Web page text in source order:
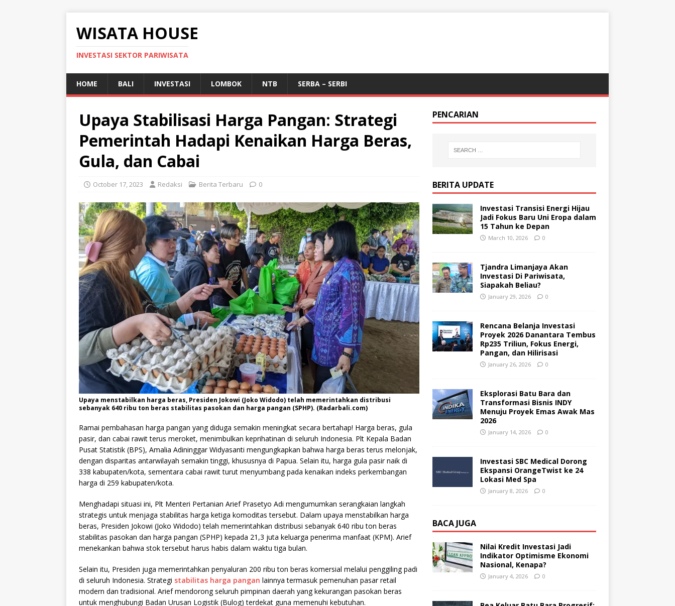
WISATA HOUSE
INVESTASI SEKTOR PARIWISATA
HOME BALI INVESTASI LOMBOK NTB SERBA – SERBI
Upaya Stabilisasi Harga Pangan: Strategi
Pemerintah Hadapi Kenaikan Harga Beras,
Gula, dan Cabai
October 17, 2023 Redaksi Berita Terbaru 0
Upaya menstabilkan harga beras, Presiden Jokowi (Joko Widodo) telah memerintahkan distribusi
sebanyak 640 ribu ton beras stabilitas pasokan dan harga pangan (SPHP). (Radarbali.com)
Ramai pembahasan harga pangan yang diduga semakin meningkat secara bertahap! Harga beras, gula
pasir, dan cabai rawit terus meroket, menimbulkan keprihatinan di seluruh Indonesia. Plt Kepala Badan
Pusat Statistik (BPS), Amalia Adininggar Widyasanti mengungkapkan bahwa harga beras terus melonjak,
dengan disparitas antarwilayah semakin tinggi, khususnya di Papua. Selain itu, harga gula pasir naik di
338 kabupaten/kota, sementara cabai rawit turut menyumbang pada kenaikan indeks perkembangan
harga di 259 kabupaten/kota.
Menghadapi situasi ini, Plt Menteri Pertanian Arief Prasetyo Adi mengumumkan serangkaian langkah
strategis untuk menjaga stabilitas harga ketiga komoditas tersebut. Dalam upaya menstabilkan harga
beras, Presiden Jokowi (Joko Widodo) telah memerintahkan distribusi sebanyak 640 ribu ton beras
stabilitas pasokan dan harga pangan (SPHP) kepada 21,3 juta keluarga penerima manfaat (KPM). Arief
menekankan bahwa stok tersebut harus habis dalam waktu tiga bulan.
Selain itu, Presiden juga memerintahkan penyaluran 200 ribu ton beras komersial melalui penggiling padi
di seluruh Indonesia. Strategi stabilitas harga pangan lainnya termasuk pemenuhan pasar retail
modern dan tradisional. Arief mendorong seluruh pimpinan daerah yang kekurangan pasokan beras
untuk menghubungi Badan Urusan Logistik (Bulog) terdekat guna memenuhi kebutuhan.
PENCARIAN
BERITA UPDATE
Investasi Transisi Energi Hijau
Jadi Fokus Baru Uni Eropa dalam
15 Tahun ke Depan
March 10, 2026 0
Tjandra Limanjaya Akan
Investasi Di Pariwisata,
Siapakah Beliau?
January 29, 2026 0
Rencana Belanja Investasi
Proyek 2026 Danantara Tembus
Rp235 Triliun, Fokus Energi,
Pangan, dan Hilirisasi
January 26, 2026 0
Eksplorasi Batu Bara dan
Transformasi Bisnis INDY
Menuju Proyek Emas Awak Mas
2026
January 14, 2026 0
Investasi SBC Medical Dorong
Ekspansi OrangeTwist ke 24
Lokasi Med Spa
January 8, 2026 0
BACA JUGA
Nilai Kredit Investasi Jadi
Indikator Optimisme Ekonomi
Nasional, Kenapa?
January 4, 2026 0